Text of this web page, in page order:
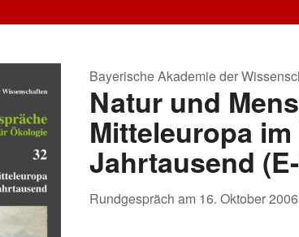
Bayerische Akademie der
Natur und
Mitteleuropa
Jahrtausend
Rundgespräch am 16. Oktober 2006